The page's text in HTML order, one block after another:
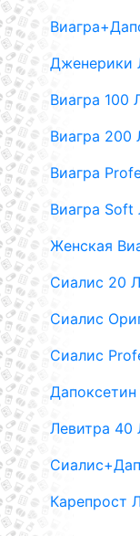
Дженерики
Виагра 100
Виагра 200
Виагра
Виагра Soft
Женская
Сиалис 20
Сиалис
Сиалис
Левитра 40
Карепрост